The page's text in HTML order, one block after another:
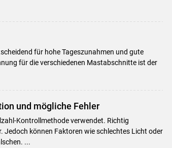
für hohe Tageszunahmen und gute
für die verschiedenen Mastabschnitte ist der
und mögliche Fehler
Kontrollmethode verwendet. Richtig
können Faktoren wie schlechtes Licht oder
...